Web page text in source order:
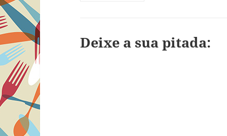
Deixe a sua pitada: